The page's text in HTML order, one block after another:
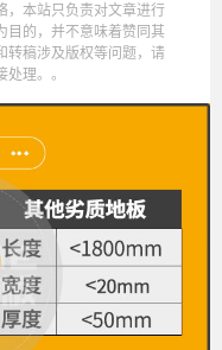
，本站只负责对文章进行
目的，并不意味着赞同其
转稿涉及版权等问题，请
理。。